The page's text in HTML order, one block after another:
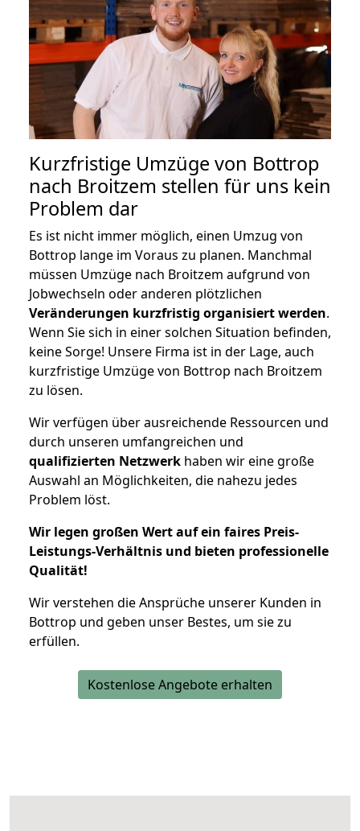
Kurzfristige Umzüge von Bottrop
nach Broitzem stellen für uns kein
Problem dar
Es ist nicht immer möglich, einen Umzug von
Bottrop lange im Voraus zu planen. Manchmal
müssen Umzüge nach Broitzem aufgrund von
Jobwechseln oder anderen plötzlichen
Veränderungen kurzfristig organisiert werden.
Wenn Sie sich in einer solchen Situation befinden,
keine Sorge! Unsere Firma ist in der Lage, auch
kurzfristige Umzüge von Bottrop nach Broitzem
zu lösen.
Wir verfügen über ausreichende Ressourcen und
durch unseren umfangreichen und
qualifizierten Netzwerk haben wir eine große
Auswahl an Möglichkeiten, die nahezu jedes
Problem löst.
Wir legen großen Wert auf ein faires Preis-
Leistungs-Verhältnis und bieten professionelle
Qualität!
Wir verstehen die Ansprüche unserer Kunden in
Bottrop und geben unser Bestes, um sie zu
erfüllen.
Kostenlose Angebote erhalten